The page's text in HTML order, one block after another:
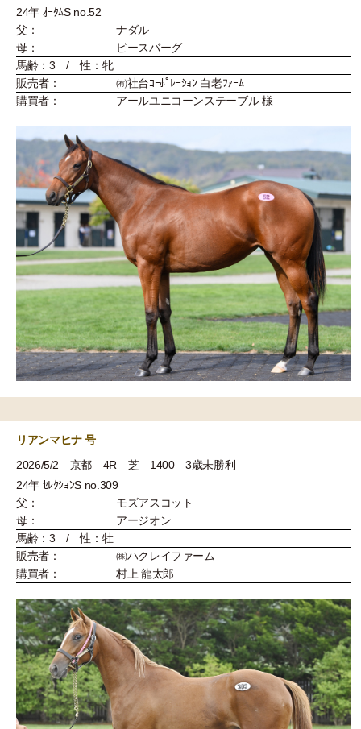
24年 ｵｰﾀﾑS no.52
父：
ナダル
母：
ピースバーグ
馬齢：3 / 性：牝
販売者：
㈲社台ｺｰﾎﾟﾚｰｼｮﾝ 白老ﾌｧｰﾑ
購買者：
アールユニコーンステーブル 様
リアンマヒナ 号
2026/5/2 京都 4R 芝 1400 3歳未勝利
24年 ｾﾚｸｼｮﾝS no.309
父：
モズアスコット
母：
アージオン
馬齢：3 / 性：牡
販売者：
㈱ハクレイファーム
購買者：
村上 龍太郎